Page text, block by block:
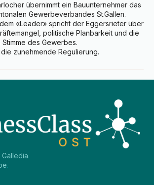
übernimmt ein Bauunternehmer das
Gewerbeverbandes St.Gallen.
«Leader» spricht der Eggersrieter über
politische Planbarkeit und die
Stimme des Gewerbes.
zunehmende Regulierung.
Galledia.
.